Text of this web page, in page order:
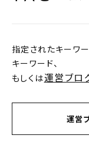
指定されたキーワ
キーワード、
もしくは運営ブロ
運営